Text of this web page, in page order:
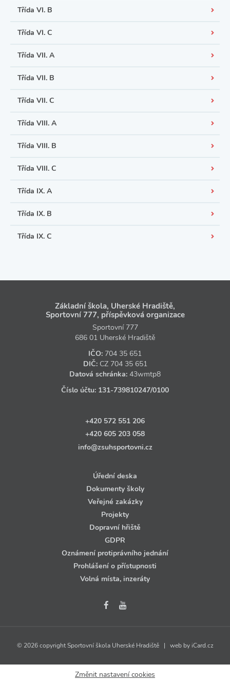
Třída VI. B
Třída VI. C
Třída VII. A
Třída VII. B
Třída VII. C
Třída VIII. A
Třída VIII. B
Třída VIII. C
Třída IX. A
Třída IX. B
Třída IX. C
Základní škola, Uherské Hradiště,
Sportovní 777, příspěvková organizace
Sportovní 777
686 01 Uherské Hradiště
IČO: 704 35 651
DIČ: CZ 704 35 651
Datová schránka: 43wmtp8
Číslo účtu: 131‑739810247/0100
+420 572 551 206
+420 605 203 058
info@zsuhsportovni.cz
Úřední deska
Dokumenty školy
Veřejné zakázky
Projekty
Dopravní hřiště
GDPR
Oznámení protiprávního jednání
Prohlášení o přístupnosti
Volná místa, inzeráty
© 2026 copyright Sportovní škola Uherské Hradiště | web by iCard.cz
Změnit nastavení cookies